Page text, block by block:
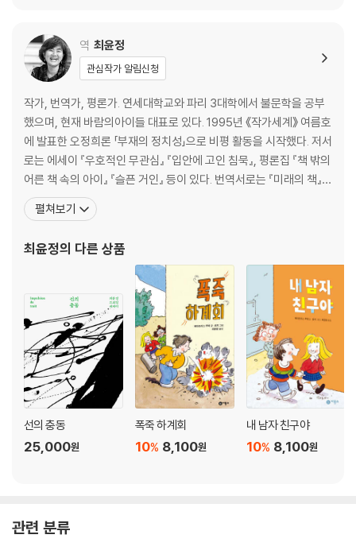
역 최윤정
관심작가 알림신청
작가, 번역가, 평론가. 연세대학교와 파리 3대학에서 불문학을 공부
했으며, 현재 바람의아이들 대표로 있다. 1995년 《작가세계》 여름호
에 발표한 오정희론 「부재의 정치성」으로 비평 활동을 시작했다. 저서
로는 에세이 『우호적인 무관심』 『입안에 고인 침묵』, 평론집 『책 밖의
어른 책 속의 아이』 『슬픈 거인』 등이 있다. 번역서로는 『미래의 책』
『문학과 악』 『미술과 정신분석』 『미켈란젤로 부오나로티』 등의 비평
서와 『난 아무것도 먹고 싶지 않아』 『악마와의 계약』 『스파게티 신드
이·청소년 도서가 있다.
펼쳐보기
최윤정의 다른 상품
선의 충동
25,000원
폭죽 하계회
8,100원
10%
내 남자 친구야
8,100원
10%
관련 분류